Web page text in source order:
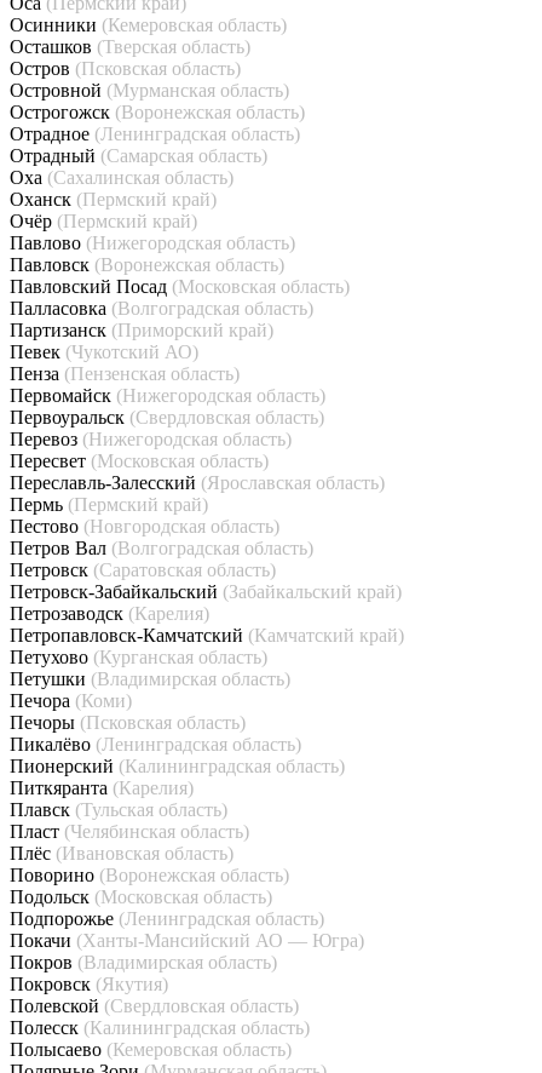
Осинники (Кемеровская область)
Осташков (Тверская область)
Остров (Псковская область)
Островной (Мурманская область)
Острогожск (Воронежская область)
Отрадное (Ленинградская область)
Отрадный (Самарская область)
Оха (Сахалинская область)
Оханск (Пермский край)
Очёр (Пермский край)
Павлово (Нижегородская область)
Павловск (Воронежская область)
Павловский Посад (Московская область)
Палласовка (Волгоградская область)
Партизанск (Приморский край)
Певек (Чукотский АО)
Пенза (Пензенская область)
Первомайск (Нижегородская область)
Первоуральск (Свердловская область)
Перевоз (Нижегородская область)
Пересвет (Московская область)
Переславль-Залесский (Ярославская область)
Пермь (Пермский край)
Пестово (Новгородская область)
Петров Вал (Волгоградская область)
Петровск (Саратовская область)
Петровск-Забайкальский (Забайкальский край)
Петрозаводск (Карелия)
Петропавловск-Камчатский (Камчатский край)
Петухово (Курганская область)
Петушки (Владимирская область)
Печора (Коми)
Печоры (Псковская область)
Пикалёво (Ленинградская область)
Пионерский (Калининградская область)
Питкяранта (Карелия)
Плавск (Тульская область)
Пласт (Челябинская область)
Плёс (Ивановская область)
Поворино (Воронежская область)
Подольск (Московская область)
Подпорожье (Ленинградская область)
Покачи (Ханты-Мансийский АО — Югра)
Покров (Владимирская область)
Покровск (Якутия)
Полевской (Свердловская область)
Полесск (Калининградская область)
Полысаево (Кемеровская область)